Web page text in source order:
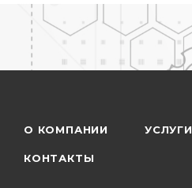
О КОМПАНИИ УСЛУГИ
КОНТАКТЫ